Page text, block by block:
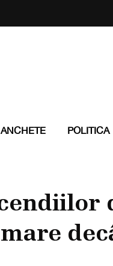
ANCHETE POLITICA